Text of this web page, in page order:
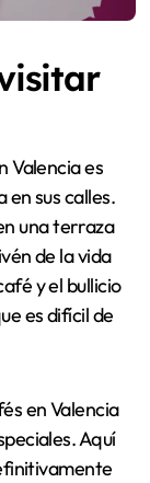
Valencia es
en sus calles.
una terraza
de la vida
y el bullicio
es difícil de
en Valencia
Aquí